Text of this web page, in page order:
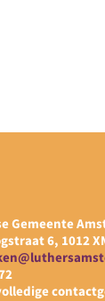
Gemeente
6, 1012